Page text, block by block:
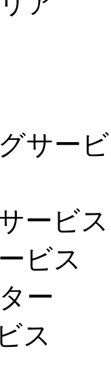
サー
ービス
ビス
ー
ス